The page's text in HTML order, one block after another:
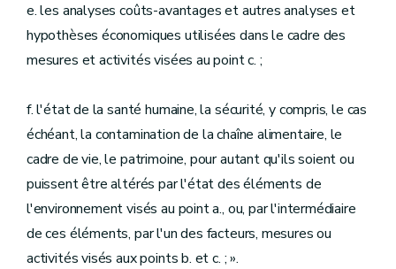
e. les analyses coûts-avantages et autres analyses et
hypothèses économiques utilisées dans le cadre des
mesures et activités visées au point c. ;
f. l'état de la santé humaine, la sécurité, y compris, le cas
échéant, la contamination de la chaîne alimentaire, le
cadre de vie, le patrimoine, pour autant qu'ils soient ou
puissent être altérés par l'état des éléments de
l'environnement visés au point a., ou, par l'intermédiaire
de ces éléments, par l'un des facteurs, mesures ou
activités visés aux points b. et c. ; ».